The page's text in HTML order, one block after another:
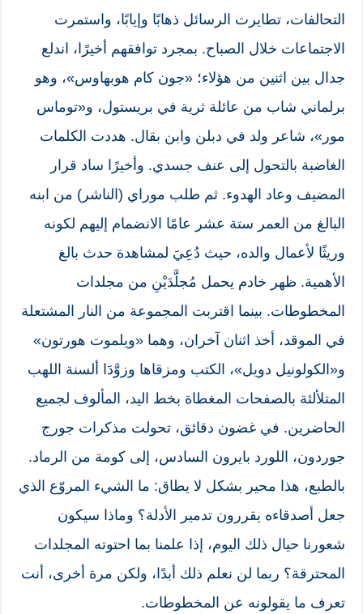
التحالفات، تطايرت الرسائل ذهابًا وإيابًا، واستمرت
الاجتماعات خلال الصباح. بمجرد توافقهم أخيرًا، اندلع
جدال بين اثنين من هؤلاء؛ «جون كام هوبهاوس»، وهو
برلماني شاب من عائلة ثرية في بريستول، و«توماس
مور»، شاعر ولد في دبلن وابن بقال. هددت الكلمات
الغاضبة بالتحول إلى عنف جسدي. وأخيرًا ساد قرار
المضيف وعاد الهدوء. ثم طلب موراي (الناشر) من ابنه
البالغ من العمر ستة عشر عامًا الانضمام إليهم لكونه
وريثًا لأعمال والده، حيث دُعِيَ لمشاهدة حدث بالغ
الأهمية. ظهر خادم يحمل مُجلَّدَيْنِ من مجلدات
المخطوطات. بينما اقتربت المجموعة من النار المشتعلة
في الموقد، أخذ اثنان آخران، وهما «ويلموت هورتون»
و«الكولونيل دويل»، الكتب ومزقاها وزوَّدَا ألسنة اللهب
المتلألئة بالصفحات المغطاة بخط اليد، المألوف لجميع
الحاضرين. في غضون دقائق، تحولت مذكرات جورج
جوردون، اللورد بايرون السادس، إلى كومة من الرماد.
بالطبع، هذا محير بشكل لا يطاق: ما الشيء المروّع الذي
جعل أصدقاءه يقررون تدمير الأدلة؟ وماذا سيكون
شعورنا حيال ذلك اليوم، إذا علمنا بما احتوته المجلدات
المحترقة؟ ربما لن نعلم ذلك أبدًا، ولكن مرة أخرى، أنت
تعرف ما يقولونه عن المخطوطات.